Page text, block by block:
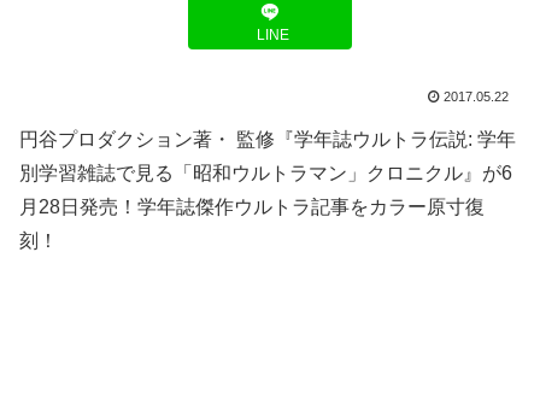
LINE
2017.05.22
円谷プロダクション著・ 監修『学年誌ウルトラ伝説: 学年
別学習雑誌で見る「昭和ウルトラマン」クロニクル』が6
月28日発売！学年誌傑作ウルトラ記事をカラー原寸復
刻！